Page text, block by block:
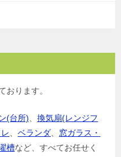
おります。
(台所)、 換気扇(レンジフ
レ、 ベランダ、 窓ガラス・
槽など、すべてお任せく